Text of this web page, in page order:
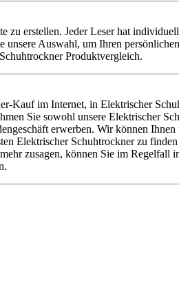
zu erstellen. Jeder Leser hat
Auswahl, um Ihren
Produktvergleich.
Kauf im Internet, in Elektrischer
Sie sowohl unsere Elektrischer
erwerben. Wir können
Elektrischer Schuhtrockner zu
zusagen, können Sie im Regelfall